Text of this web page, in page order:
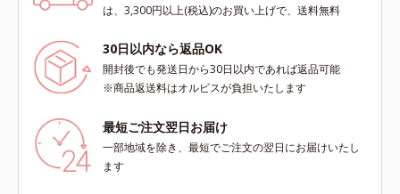
は、3,300円以上(税込)のお買い上げで、送料無料
30日以内なら返品OK
開封後でも発送日から30日以内であれば返品可能
※商品返送料はオルビスが負担いたします
最短ご注文翌日お届け
一部地域を除き、最短でご注文の翌日にお届けいたし
ます